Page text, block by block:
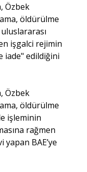
Özbek
öldürülme
işgalci rejimin
iade" edildiğini
Özbek
öldürülme
işleminin
rağmen
BAE’ye